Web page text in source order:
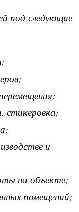
под следующие
стикеровка;
и
на объекте;
помещений;